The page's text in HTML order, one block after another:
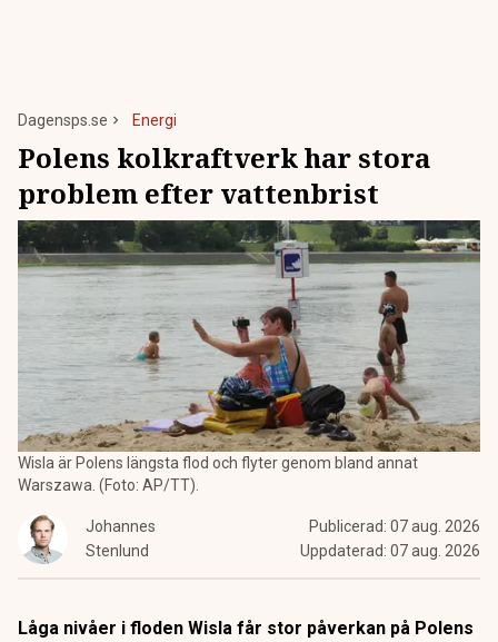
Dagensps.se Energi
Polens kolkraftverk har stora
problem efter vattenbrist
Wisla är Polens längsta flod och flyter genom bland annat
Warszawa. (Foto: AP/TT).
Johannes
Stenlund
Publicerad: 07 aug. 2026
Uppdaterad: 07 aug. 2026
Låga nivåer i floden Wisla får stor påverkan på Polens